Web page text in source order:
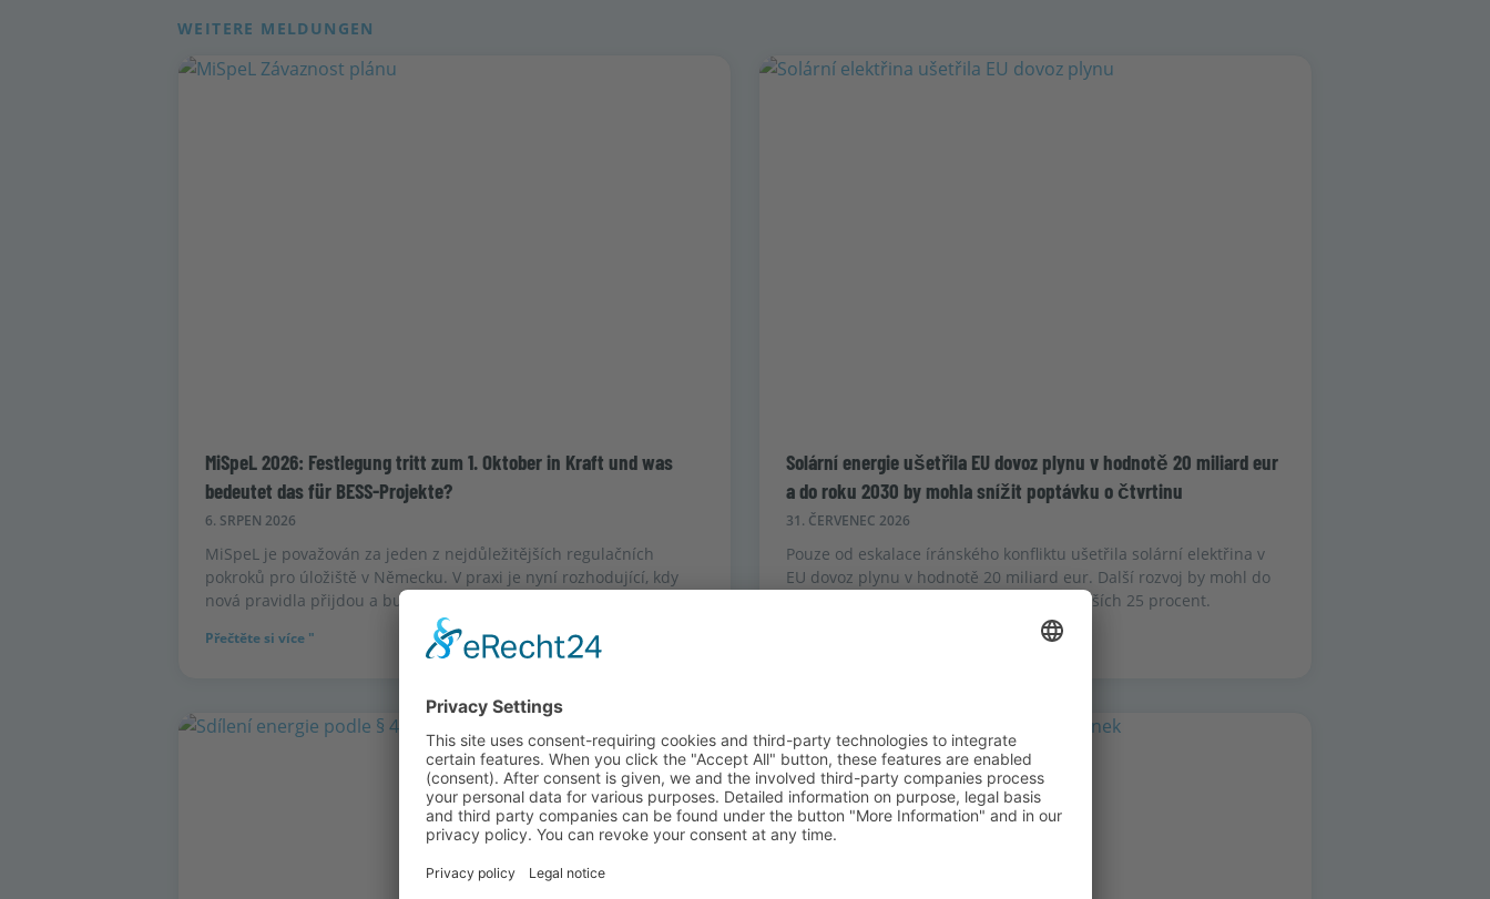
WEITERE MELDUNGEN
MiSpeL 2026: Festlegung tritt zum 1. Oktober in Kraft und was
bedeutet das für BESS-Projekte?
6. SRPEN 2026
MiSpeL je považován za jeden z nejdůležitějších regulačních
pokroků pro úložiště v Německu. V praxi je nyní rozhodující, kdy
nová pravidla přijdou a budou použitelná.
Přečtěte si více "
Solární energie ušetřila EU dovoz plynu v hodnotě 20 miliard eur
a do roku 2030 by mohla snížit poptávku o čtvrtinu
31. ČERVENEC 2026
Pouze od eskalace íránského konfliktu ušetřila solární elektřina v
EU dovoz plynu v hodnotě 20 miliard eur. Další rozvoj by mohl do
roku 2030 snížit potřebu plynu v EU o dalších 25 procent.